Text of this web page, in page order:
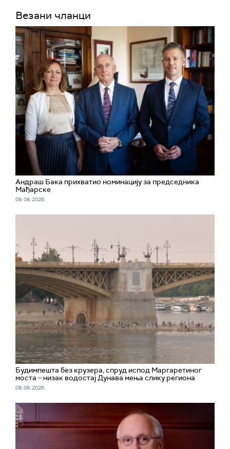
Везани чланци
Андраш Бака прихватио номинацију за председника
Мађарске
09. 08. 2026.
Будимпешта без крузера, спруд испод Маргаретиног
моста – низак водостај Дунава мења слику региона
08. 08. 2026.